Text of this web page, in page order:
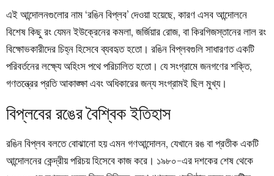
এই আন্দোলনগুলোর নাম ‘রঙিন বিপ্লব’ দেওয়া হয়েছে, কারণ এসব আন্দোলনে
বিশেষ কিছু রং যেমন ইউক্রেনের কমলা, জর্জিয়ার রোজ, বা কিরগিজস্তানের লাল রং
বিক্ষোভকারীদের চিহ্ন হিসেবে ব্যবহৃত হতো। রঙিন বিপ্লবগুলি সাধারণত একটি
পরিবর্তনের লক্ষ্যে অহিংস পথে পরিচালিত হতো। যে সংগ্রামে জনগণের শক্তি,
গণতন্ত্রের প্রতি আকাঙ্ক্ষা এবং অধিকারের জন্য সংগ্রামই ছিল মুখ্য।
বিপ্লবের রঙের বৈশ্বিক ইতিহাস
রঙিন বিপ্লব বলতে বোঝানো হয় এমন গণআন্দোলন, যেখানে রঙ বা প্রতীক একটি
আন্দোলনের কেন্দ্রীয় পরিচয় হিসেবে কাজ করে। ১৯৮০-এর দশকের শেষ থেকে